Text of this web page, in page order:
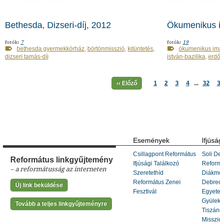
Bethesda, Dizseri-díj, 2012
fotók: 7
bethesda gyermekkórház, börtönmisszió, kitüntetés,
dizseri tamás-díj
Ökumenikus
fotók: 19
ökumenikus
istván-bazilika,
‹‹ Előző 1 2 3 4 ... 32
Református linkgyűjtemény
– a reformátusság az interneten
Új link beküldése
Tovább a teljes linkgyűjteményre
Események
Csillagpont Református
Ifjúsági Találkozó
Szeretethíd
Református Zenei
Fesztivál
Soli